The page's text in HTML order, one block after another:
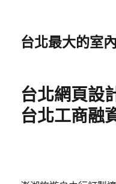
台北最大的室
台北網頁設
台北工商融